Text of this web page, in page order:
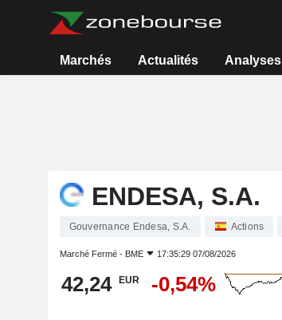
Marchés Actualités Analyses
ENDESA, S.A.
Gouvernance Endesa, S.A. Actions
Marché Fermé - BME 17:35:29 07/08/2026
42,24 EUR -0,54%